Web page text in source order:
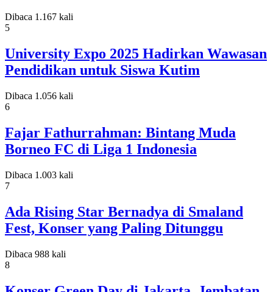
Dibaca 1.167 kali
5
University Expo 2025 Hadirkan Wawasan
Pendidikan untuk Siswa Kutim
Dibaca 1.056 kali
6
Fajar Fathurrahman: Bintang Muda
Borneo FC di Liga 1 Indonesia
Dibaca 1.003 kali
7
Ada Rising Star Bernadya di Smaland
Fest, Konser yang Paling Ditunggu
Dibaca 988 kali
8